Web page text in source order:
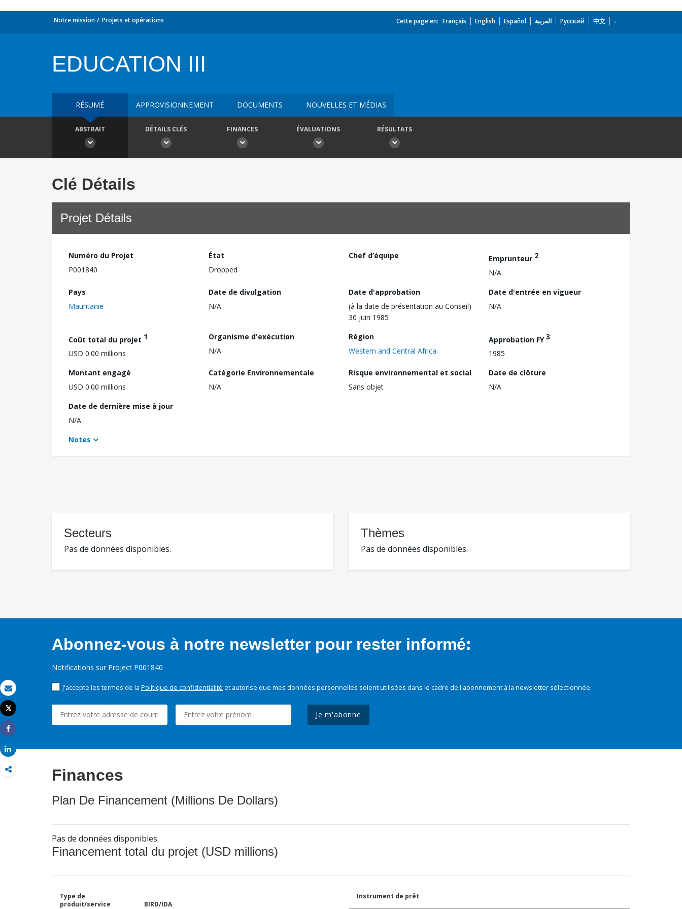
Email
Imprimer
Tweet
Share
Share
Notre mission Projets et opérations Cette page en: Français English Español العربية Русский 中文
EDUCATION III
RÉSUMÉ APPROVISIONNEMENT DOCUMENTS NOUVELLES ET MÉDIAS
ABSTRAIT DÉTAILS CLÉS FINANCES ÉVALUATIONS RÉSULTATS
Clé Détails
Projet Détails
Numéro du Projet
P001840
État
Dropped
Chef d’équipe Emprunteur 2
N/A
Pays
Mauritanie
Date de divulgation
N/A
Date d'approbation
(à la date de présentation au Conseil)
30 juin 1985
Date d'entrée en vigueur
N/A
Coût total du projet 1
USD 0.00 millions
Organisme d'exécution
N/A
Région
Western and Central Africa
Approbation FY3
1985
Montant engagé
USD 0.00 millions
Catégorie Environnementale
N/A
Risque environnemental et social
Sans objet
Date de clôture
N/A
Date de dernière mise à jour
N/A
Notes
Secteurs
Pas de données disponibles.
Thèmes
Pas de données disponibles.
Abonnez-vous à notre newsletter pour rester informé:
Notifications sur Project P001840
J'accepte les termes de la Politique de confidentialité et autorise que mes données personnelles soient utilisées dans le cadre de l'abonnement à la newsletter sélectionnée.
Je m'abonne
Finances
Plan De Financement (Millions De Dollars)
Pas de données disponibles.
Financement total du projet (USD millions)
Type de
produit/service
BIRD/IDA
Instrument de prêt